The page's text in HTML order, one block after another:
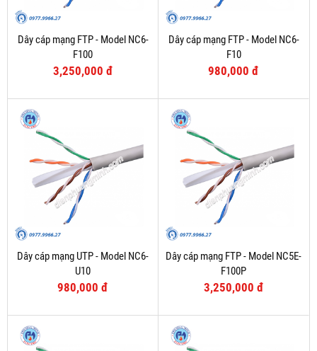
Dây cáp mạng FTP - Model NC6-
F100
3,250,000 đ
Dây cáp mạng FTP - Model NC6-
F10
980,000 đ
Dây cáp mạng UTP - Model NC6-
U10
980,000 đ
Dây cáp mạng FTP - Model NC5E-
F100P
3,250,000 đ